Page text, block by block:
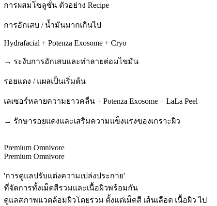
การผสมโซลูชั่น ตัวอย่าง Recipe
การอักเสบ / น้ำมันมากเกินไป
Hydrafacial + Potenza Exosome + Cryo
→ ระงับการอักเสบและทำลายต่อมไขมัน
รอยแดง / แผลเป็นเริ่มต้น
เลเซอร์หลายความยาวคลื่น + Potenza Exosome + LaLa Peel
→ รักษารอยแดงและเสริมความแข็งแรงของเกราะผิว
Premium Omnivore
Premium Omnivore
'การดูแลปรับแต่งความเปล่งประกาย'
ที่จัดการทั้งเม็ดสีรวมและเนื้อผิวพร้อมกัน
ดูแลสภาพแวดล้อมผิวโดยรวม ตั้งแต่เม็ดสี เส้นเลือด เนื้อผิว ไป